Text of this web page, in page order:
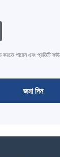
করতে পারেন এবং প্রতিটি
জমা দিন